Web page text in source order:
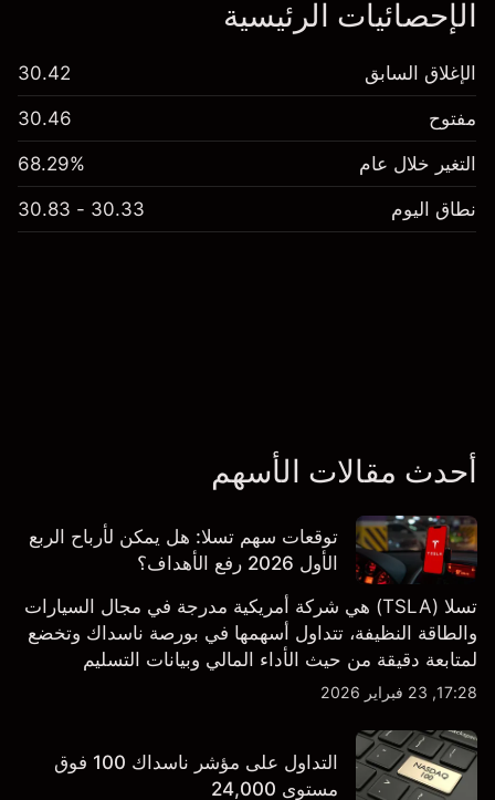
الإحصائيات الرئيسية
الإغلاق السابق 30.42
مفتوح 30.46
التغير خلال عام 68.29%
نطاق اليوم 30.33 - 30.83
أحدث مقالات الأسهم
توقعات سهم تسلا: هل يمكن لأرباح الربع
الأول 2026 رفع الأهداف؟
تسلا (TSLA) هي شركة أمريكية مدرجة في مجال السيارات
والطاقة النظيفة، تتداول أسهمها في بورصة ناسداك وتخضع
لمتابعة دقيقة من حيث الأداء المالي وبيانات التسليم
والتطورات في التكنولوجيا والتصنيع. استكشف أهداف أسعار
17:28, 23 فبراير 2026
التداول على مؤشر ناسداك 100 فوق
مستوى 24,000